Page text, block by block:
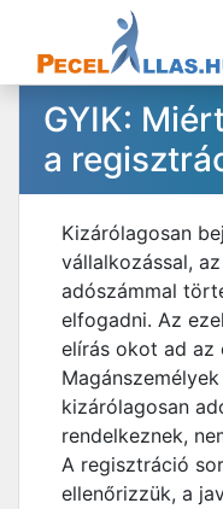
GYIK:
a
Kizárólagosan
vállalkozással,
adószámmal
elfogadni. Az
elírás okot ad az
kizárólagosan
rendelkeznek,
A regisztráció
ellenőrizzük, a